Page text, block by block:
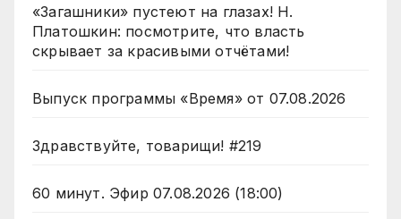
«Загашники» пустеют на глазах! Н.
Платошкин: посмотрите, что власть
скрывает за красивыми отчётами!
Выпуск программы «Время» от 07.08.2026
Здравствуйте, товарищи! #219
60 минут. Эфир 07.08.2026 (18:00)